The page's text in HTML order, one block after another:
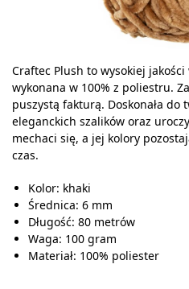
Craftec Plush to wysokiej jakości
wykonana w 100% z poliestru.
puszystą fakturą. Doskonała do
eleganckich szalików oraz
mechaci się, a jej kolory
czas.
Kolor: khaki
Średnica: 6 mm
Długość: 80 metrów
Waga: 100 gram
Materiał: 100% poliester